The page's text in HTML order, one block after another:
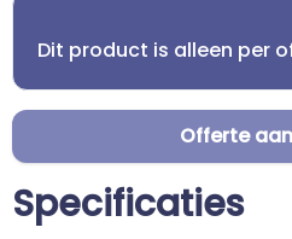
Dit product is alleen per
Offerte
Specificaties